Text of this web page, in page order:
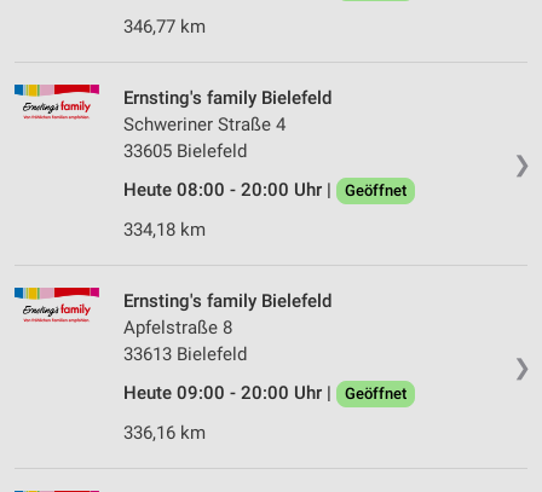
346,77 km
❯
Ernsting's family Bielefeld
Schweriner Straße 4
33605 Bielefeld
Heute 08:00 - 20:00 Uhr |
Geöffnet
334,18 km
❯
Ernsting's family Bielefeld
Apfelstraße 8
33613 Bielefeld
Heute 09:00 - 20:00 Uhr |
Geöffnet
336,16 km